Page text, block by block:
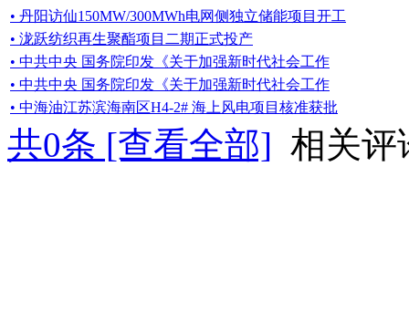
• 丹阳访仙150MW/300MWh电网侧独立储能项目开工
• 泷跃纺织再生聚酯项目二期正式投产
• 中共中央 国务院印发《关于加强新时代社会工作
• 中共中央 国务院印发《关于加强新时代社会工作
• 中海油江苏滨海南区H4-2# 海上风电项目核准获批
共0条 [查看全部] 相关评